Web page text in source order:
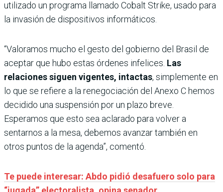
utili­zado un programa llamado Cobalt Strike, usado para
la invasión de dispositivos informáticos.
“Valoramos mucho el gesto del gobierno del Brasil de
aceptar que hubo estas órdenes infelices. Las
relaciones siguen vigentes, intactas, simplemente en
lo que se refiere a la renegociación del Anexo C hemos
decidido una suspensión por un plazo breve.
Esperamos que esto sea aclarado para volver a
sentarnos a la mesa, debemos avanzar también en
otros puntos de la agenda”, comentó.
Te puede interesar: Abdo pidió desafuero solo para